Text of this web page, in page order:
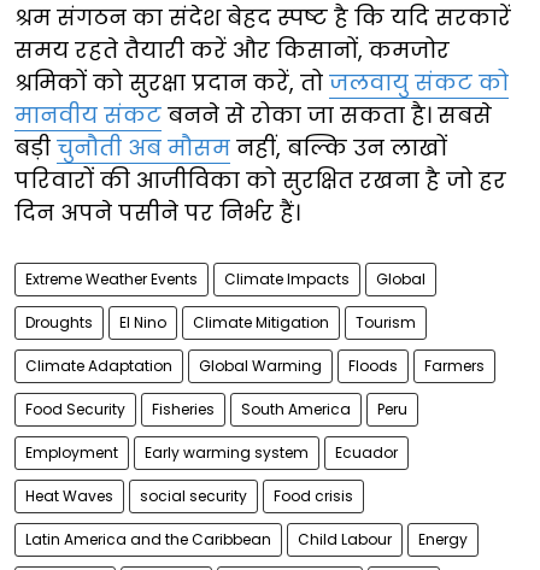
श्रम संगठन का संदेश बेहद स्पष्ट है कि यदि सरकारें
समय रहते तैयारी करें और किसानों, कमजोर
श्रमिकों को सुरक्षा प्रदान करें, तो जलवायु संकट को
मानवीय संकट बनने से रोका जा सकता है। सबसे
बड़ी चुनौती अब मौसम नहीं, बल्कि उन लाखों
परिवारों की आजीविका को सुरक्षित रखना है जो हर
दिन अपने पसीने पर निर्भर हैं।
Extreme Weather Events Climate Impacts Global
Droughts El Nino Climate Mitigation Tourism
Climate Adaptation Global Warming Floods Farmers
Food Security Fisheries South America Peru
Employment Early warming system Ecuador
Heat Waves social security Food crisis
Latin America and the Caribbean Child Labour Energy